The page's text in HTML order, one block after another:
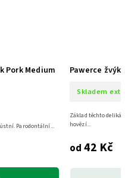
Pork Medium
Parodontální...
Pawerce
Skladem
od 42 Kč
Základ těchto
hovězí...